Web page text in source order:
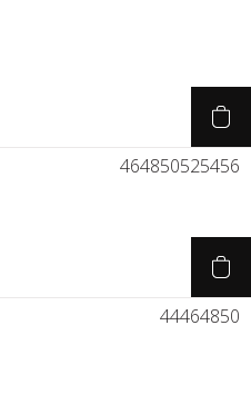
464850525456
44464850